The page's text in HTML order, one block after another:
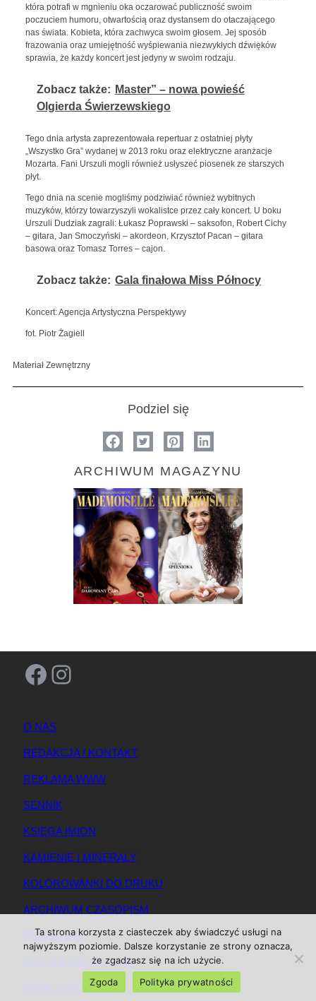
która potrafi w mgnieniu oka oczarować publiczność swoim
poczuciem humoru, otwartością oraz dystansem do otaczającego
nas świata. Kobieta, która zachwyca swoim głosem. Jej sposób
frazowania oraz umiejętność wyśpiewania niezwykłych dźwięków
sprawia, że każdy koncert jest jedyny w swoim rodzaju.
Zobacz także: Master” – nowa powieść
Olgierda Świerzewskiego
Tego dnia artysta zaprezentowała repertuar z ostatniej płyty
„Wszystko Gra” wydanej w 2013 roku oraz elektryczne aranżacje
Mozarta. Fani Urszuli mogli również usłyszeć piosenek ze starszych
płyt.
Tego dnia na scenie mogliśmy podziwiać również wybitnych
muzyków, którzy towarzyszyli wokalistce przez cały koncert. U boku
Urszuli Dudziak zagrali: Łukasz Poprawski – saksofon, Robert Cichy
– gitara, Jan Smoczyński – akordeon, Krzysztof Pacan – gitara
basowa oraz Tomasz Torres – cajon.
Zobacz także: Gala finałowa Miss Północy
Koncert: Agencja Artystyczna Perspektywy
fot. Piotr Żagiell
Materiał Zewnętrzny
Podziel się
ARCHIWUM MAGAZYNU
Facebook Instagram
O NAS
REDAKCJA / KONTAKT
REKLAMA WWW
SENNIK
KSIĘGA IMION
KAMIENIE I MINERAŁY
KOLOROWANKI DO DRUKU
ARCHIWUM CZASOPISM
REGULAMIN
REGULAMIN REKLAM
MAPA SERWISU
Ta strona korzysta z ciasteczek aby świadczyć usługi na
najwyższym poziomie. Dalsze korzystanie ze strony oznacza,
że zgadzasz się na ich użycie.
Zgoda
Polityka prywatności